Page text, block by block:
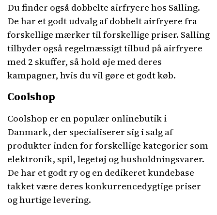
Du finder også dobbelte airfryere hos Salling.
De har et godt udvalg af dobbelt airfryere fra
forskellige mærker til forskellige priser. Salling
tilbyder også regelmæssigt tilbud på airfryere
med 2 skuffer, så hold øje med deres
kampagner, hvis du vil gøre et godt køb.
Coolshop
Coolshop er en populær onlinebutik i
Danmark, der specialiserer sig i salg af
produkter inden for forskellige kategorier som
elektronik, spil, legetøj og husholdningsvarer.
De har et godt ry og en dedikeret kundebase
takket være deres konkurrencedygtige priser
og hurtige levering.